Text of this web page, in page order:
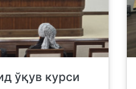
ўқув курси